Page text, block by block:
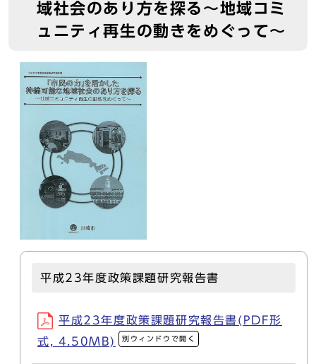
域社会のあり方を探る～地域コミ
ュニティ再生の動きをめぐって～
平成23年度政策課題研究報告書
平成23年度政策課題研究報告書(PDF形
式, 4.50MB)
別ウィンドウで開く